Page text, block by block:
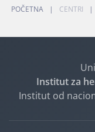
POČETNA CENTRI
Institut za
Institut od